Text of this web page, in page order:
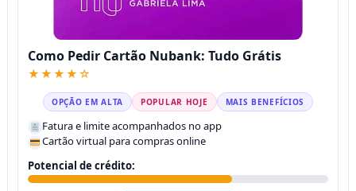
Como Pedir Cartão Nubank: Tudo Grátis
★★★★☆
OPÇÃO EM ALTA POPULAR HOJE MAIS BENEFÍCIOS
Fatura e limite acompanhados no app
Cartão virtual para compras online
Potencial de crédito: